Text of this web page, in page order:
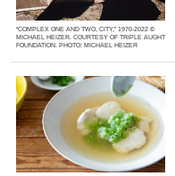
“COMPLEX ONE AND TWO, CITY,” 1970-2022 ©
MICHAEL HEIZER. COURTESY OF TRIPLE AUGHT
FOUNDATION. PHOTO: MICHAEL HEIZER